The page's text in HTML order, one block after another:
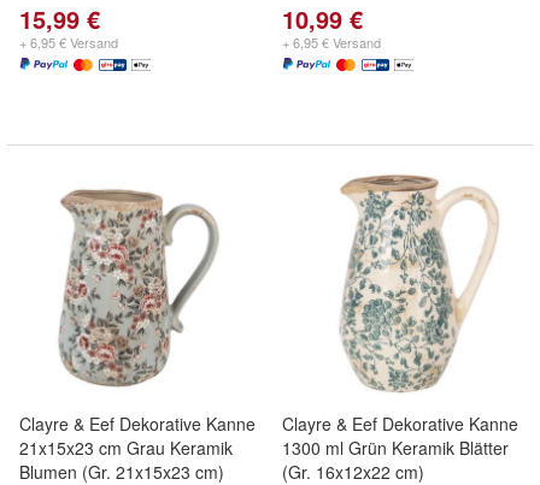
15,99 €
+ 6,95 € Versand
10,99 €
+ 6,95 € Versand
Clayre & Eef Dekorative Kanne
21x15x23 cm Grau Keramik
Blumen (Gr. 21x15x23 cm)
Clayre & Eef Dekorative Kanne
1300 ml Grün Keramik Blätter
(Gr. 16x12x22 cm)